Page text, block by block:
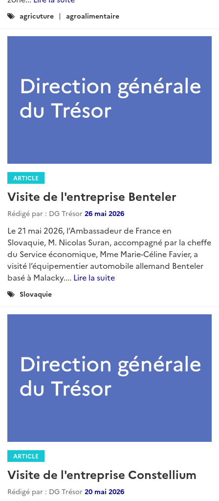
Catégories
agricuture agroalimentaire
ARTICLE
Visite de l'entreprise Benteler
Rédigé par : DG Trésor 26 mai 2026
Le 21 mai 2026, l’Ambassadeur de France en
Slovaquie, M. Nicolas Suran, accompagné par la cheffe
du Service économique, Mme Marie-Céline Favier, a
visité l’équipementier automobile allemand Benteler
basé à Malacky.... Lire la suite
Catégories
Slovaquie
ARTICLE
Visite de l'entreprise Constellium
Rédigé par : DG Trésor 20 mai 2026